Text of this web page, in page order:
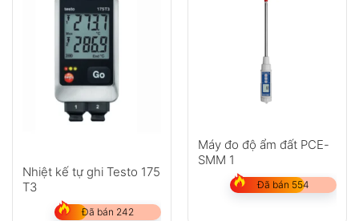
Nhiệt kế tự ghi Testo 175
T3
Đã bán 242
Máy đo độ ẩm đất PCE-
SMM 1
Đã bán 554